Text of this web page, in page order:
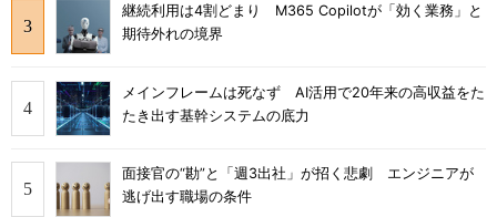
継続利用は4割どまり M365 Copilotが「効く業務」と
期待外れの境界
メインフレームは死なず AI活用で20年来の高収益をた
たき出す基幹システムの底力
面接官の“勘”と「週3出社」が招く悲劇 エンジニアが
逃げ出す職場の条件